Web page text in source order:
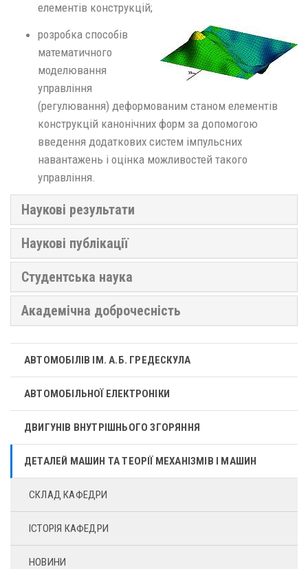
елементів конструкцій;
розробка способів
математичного
моделювання
управління
(регулювання) деформованим станом елементів
конструкцій канонічних форм за допомогою
введення додаткових систем імпульсних
навантажень і оцінка можливостей такого
управління.
Наукові результати
Наукові публікації
Студентська наука
Академічна доброчесність
АВТОМОБІЛІВ ІМ. А.Б. ГРЕДЕСКУЛА
АВТОМОБІЛЬНОЇ ЕЛЕКТРОНІКИ
ДВИГУНІВ ВНУТРІШНЬОГО ЗГОРЯННЯ
ДЕТАЛЕЙ МАШИН ТА ТЕОРІЇ МЕХАНІЗМІВ І МАШИН
СКЛАД КАФЕДРИ
ІСТОРІЯ КАФЕДРИ
НОВИНИ